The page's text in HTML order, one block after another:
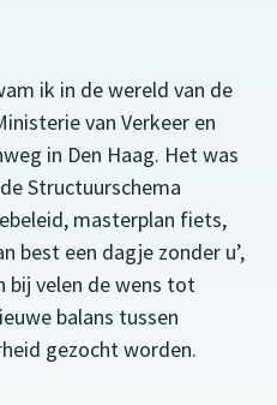
ik in de wereld van de
van Verkeer en
in Den Haag. Het was
Structuurschema
masterplan fiets,
best een dagje zonder u’,
bij velen de wens tot
balans tussen
gezocht worden.